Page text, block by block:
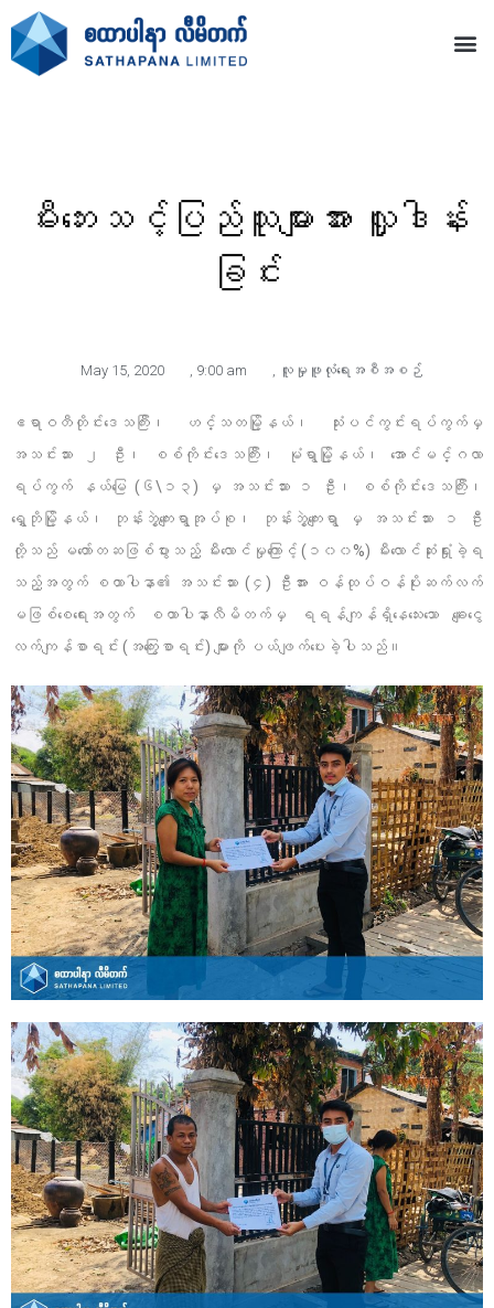
မီးဘေးသင့်ပြည်သူများအား လှူဒါန်း
ခြင်း
May 15, 2020 9:00 am လူမှုဖူလုံရေးအစီအစဉ်
ဧရာဝတီတိုင်းဒေသကြီး၊ ဟင်္သတမြို့နယ်၊ သုံးပင်ကွင်းရပ်ကွက်မှ
အသင်းသား ၂ ဦး၊ စစ်ကိုင်းဒေသကြီး၊ မုံရွာမြို့နယ်၊ အောင်မင်္ဂလာ
ရပ်ကွက် နယ်မြေ (၆\၁၃) မှ အသင်းသား ၁ ဦး၊ စစ်ကိုင်းဒေသကြီး၊
ရွှေဘိုမြို့နယ်၊ ဘုန်းဘွဲ့ကျေးရွာအုပ်စု၊ ဘုန်းဘွဲ့ကျေးရွာ မှ အသင်းသား ၁ ဦး
တို့သည် မတော်တဆဖြစ်ပွားသည့် မီးလောင်မှုကြောင့် (၁၀၀%) မီးလောင်ဆုံးရှုံးခဲ့ရ
သည့်အတွက် စထာပါနာ၏ အသင်းသား (၄) ဦးအား ဝန်ထုပ်ဝန်ပိုးဆက်လက်
မဖြစ်စေရေးအတွက် စထာပါနာလီမိတက်မှ ရရန်ကျန်ရှိနေသေးသော ချေးငွေ
လက်ကျန်စာရင်း (အကြွေးစာရင်း) များကို ပယ်ဖျက်ပေးခဲ့ပါသည်။